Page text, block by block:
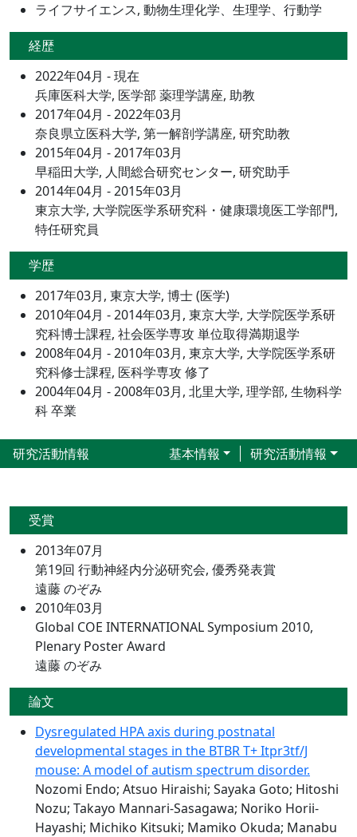
ライフサイエンス, 動物生理化学、生理学、行動学
経歴
2022年04月 - 現在
兵庫医科大学, 医学部 薬理学講座, 助教
2017年04月 - 2022年03月
奈良県立医科大学, 第一解剖学講座, 研究助教
2015年04月 - 2017年03月
早稲田大学, 人間総合研究センター, 研究助手
2014年04月 - 2015年03月
東京大学, 大学院医学系研究科・健康環境医工学部門,
特任研究員
学歴
2017年03月, 東京大学, 博士 (医学)
2010年04月 - 2014年03月, 東京大学, 大学院医学系研
究科博士課程, 社会医学専攻 単位取得満期退学
2008年04月 - 2010年03月, 東京大学, 大学院医学系研
究科修士課程, 医科学専攻 修了
2004年04月 - 2008年03月, 北里大学, 理学部, 生物科学
科 卒業
研究活動情報 基本情報 研究活動情報
受賞
2013年07月
第19回 行動神経内分泌研究会, 優秀発表賞
遠藤 のぞみ
2010年03月
Global COE INTERNATIONAL Symposium 2010,
Plenary Poster Award
遠藤 のぞみ
論文
Dysregulated HPA axis during postnatal
developmental stages in the BTBR T+ Itpr3tf/J
mouse: A model of autism spectrum disorder.
Nozomi Endo; Atsuo Hiraishi; Sayaka Goto; Hitoshi
Nozu; Takayo Mannari-Sasagawa; Noriko Horii-
Hayashi; Michiko Kitsuki; Mamiko Okuda; Manabu